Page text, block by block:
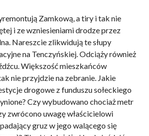
Zamkową, a tiry i tak nie
i ze wzniesieniami drodze przez
Nareszcie zlikwidują te słupy
na Tenczyńskiej. Odciąży również
Większość mieszkańców
nie przyjdzie na zebranie. Jakie
drogowe z funduszu sołeckiego
Czy wybudowano chociaż metr
zwrócono uwagę właścicielowi
gruz w jego walącego się